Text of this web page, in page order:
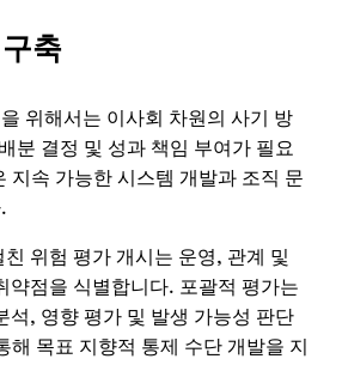
축
위해서는 이사회 차원의 사기 방
분 결정 및 성과 책임 부여가 필요
지속 가능한 시스템 개발과 조직 문
위험 평가 개시는 운영, 관계 및
약점을 식별합니다. 포괄적 평가는
석, 영향 평가 및 발생 가능성 판단
해 목표 지향적 통제 수단 개발을 지